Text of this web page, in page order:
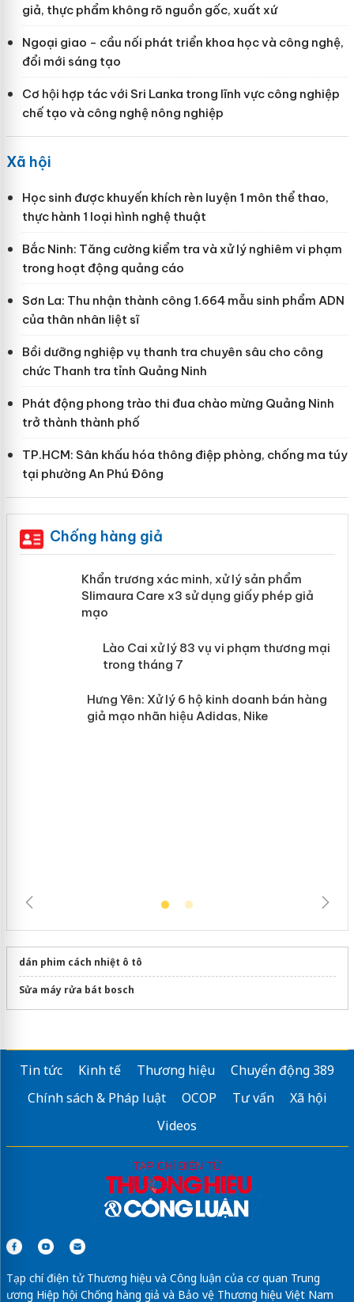
giả, thực phẩm không rõ nguồn gốc, xuất xứ
Ngoại giao - cầu nối phát triển khoa học và công nghệ,
đổi mới sáng tạo
Cơ hội hợp tác với Sri Lanka trong lĩnh vực công nghiệp
chế tạo và công nghệ nông nghiệp
Xã hội
Học sinh được khuyến khích rèn luyện 1 môn thể thao,
thực hành 1 loại hình nghệ thuật
Bắc Ninh: Tăng cường kiểm tra và xử lý nghiêm vi phạm
trong hoạt động quảng cáo
Sơn La: Thu nhận thành công 1.664 mẫu sinh phẩm ADN
của thân nhân liệt sĩ
Bồi dưỡng nghiệp vụ thanh tra chuyên sâu cho công
chức Thanh tra tỉnh Quảng Ninh
Phát động phong trào thi đua chào mừng Quảng Ninh
trở thành thành phố
TP.HCM: Sân khấu hóa thông điệp phòng, chống ma túy
tại phường An Phú Đông
Chống hàng giả
Khẩn trương xác minh, xử lý sản phẩm
Slimaura Care x3 sử dụng giấy phép
mại trong tháng 7
dán phim cách nhiệt ô tô
Sửa máy rửa bát bosch
Tin tức Kinh tế Thương hiệu
Chuyển động 389
Chính sách & Pháp luật
OCOP Tư vấn
Xã hội
Videos
Tạp chí điện tử Thương hiệu và Công luận của cơ quan Trung
ương Hiệp hội Chống hàng giả và Bảo vệ Thương hiệu Việt Nam